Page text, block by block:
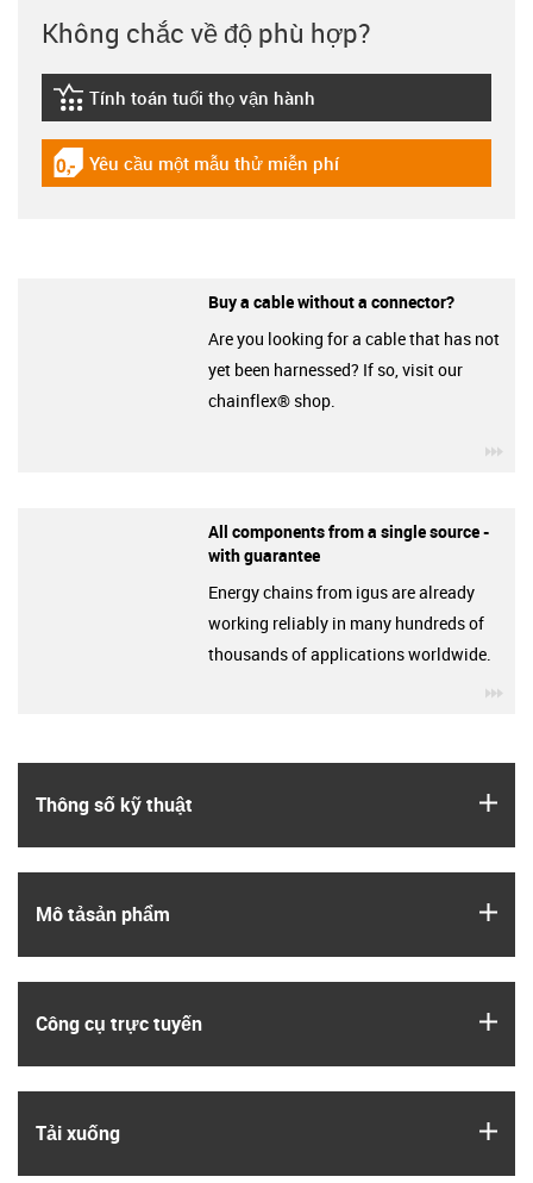
Thông số kỹ thuật
Mô tả­sản phẩm
Công cụ trực tuyến
Tải xuống
Không chắc về độ phù hợp?
igus-icon-lebensdauerrechner
Tính toán tuổi thọ vận hành
igus-icon-gratismuster
Yêu cầu một mẫu thử miễn phí
Buy a cable without a connector?
Are you looking for a cable that has not
yet been harnessed? If so, visit our
chainflex® shop.
All components from a single source -
with guarantee
Energy chains from igus are already
working reliably in many hundreds of
thousands of applications worldwide.